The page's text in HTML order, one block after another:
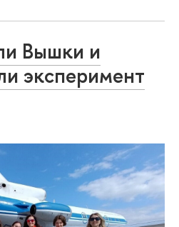
Вышки и
эксперимент